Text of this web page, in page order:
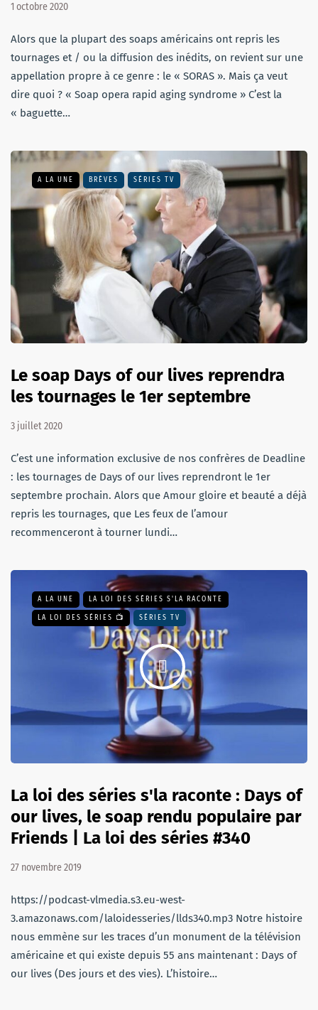
1 octobre 2020
Alors que la plupart des soaps américains ont repris les
tournages et / ou la diffusion des inédits, on revient sur une
appellation propre à ce genre : le « SORAS ». Mais ça veut
dire quoi ? « Soap opera rapid aging syndrome » C’est la
« baguette…
A LA UNE BRÈVES SÉRIES TV
Le soap Days of our lives reprendra
les tournages le 1er septembre
3 juillet 2020
C’est une information exclusive de nos confrères de Deadline
: les tournages de Days of our lives reprendront le 1er
septembre prochain. Alors que Amour gloire et beauté a déjà
repris les tournages, que Les feux de l’amour
recommenceront à tourner lundi…
A LA UNE LA LOI DES SÉRIES S'LA RACONTE
LA LOI DES SÉRIES 📺 SÉRIES TV
La loi des séries s'la raconte : Days of
our lives, le soap rendu populaire par
Friends | La loi des séries #340
27 novembre 2019
https://podcast-vlmedia.s3.eu-west-
3.amazonaws.com/laloidesseries/llds340.mp3 Notre histoire
nous emmène sur les traces d’un monument de la télévision
américaine et qui existe depuis 55 ans maintenant : Days of
our lives (Des jours et des vies). L’histoire…